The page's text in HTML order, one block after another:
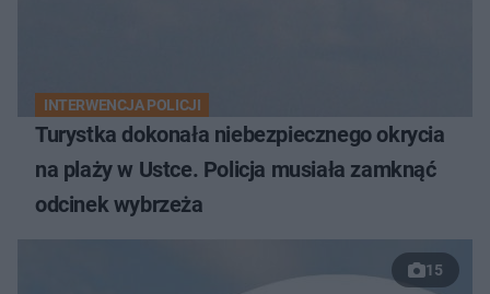
INTERWENCJA POLICJI
Turystka dokonała niebezpiecznego okrycia
na plaży w Ustce. Policja musiała zamknąć
odcinek wybrzeża
15